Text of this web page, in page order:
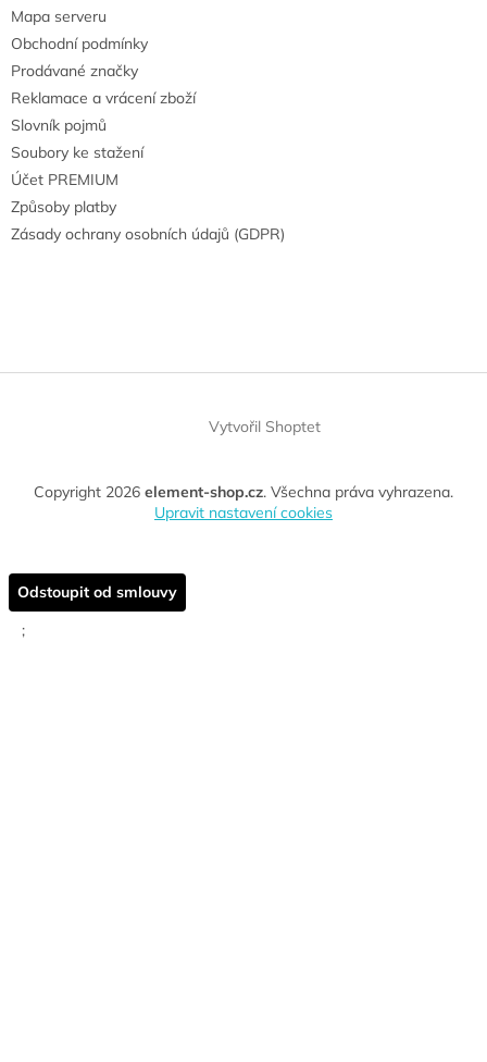
Mapa serveru
Obchodní podmínky
Prodávané značky
Reklamace a vrácení zboží
Slovník pojmů
Soubory ke stažení
Účet PREMIUM
Způsoby platby
Zásady ochrany osobních údajů (GDPR)
Vytvořil Shoptet
Copyright 2026 element-shop.cz. Všechna práva vyhrazena.
Upravit nastavení cookies
Odstoupit od smlouvy
;